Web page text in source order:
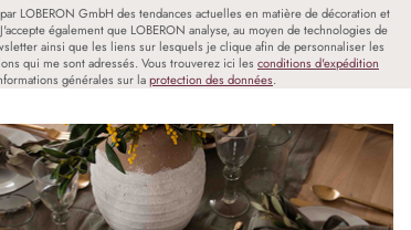
LOBERON GmbH des tendances actuelles en matière de décoration et
également que LOBERON analyse, au moyen de technologies de
ainsi que les liens sur lesquels je clique afin de personnaliser les
qui me sont adressés. Vous trouverez ici les conditions d'expédition
générales sur laprotection des données.